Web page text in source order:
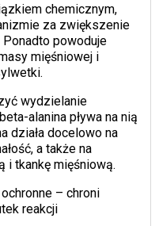
chemicznym,
za zwiększenie
Ponadto powoduje
mięśniowej i
wydzielanie
alanina pływa na nią
działa docelowo na
a także na
i tkankę mięśniową.
– chroni
reakcji